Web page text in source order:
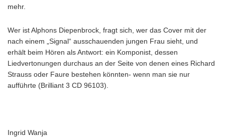
mehr.
Wer ist Alphons Diepenbrock, fragt sich, wer das Cover mit der
nach einem „Signal“ ausschauenden jungen Frau sieht, und
erhält beim Hören als Antwort: ein Komponist, dessen
Liedvertonungen durchaus an der Seite von denen eines Richard
Strauss oder Faure bestehen könnten- wenn man sie nur
aufführte (Brilliant 3 CD 96103).
Ingrid Wanja